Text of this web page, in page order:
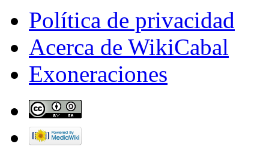
Política de privacidad
Acerca de WikiCabal
Exoneraciones